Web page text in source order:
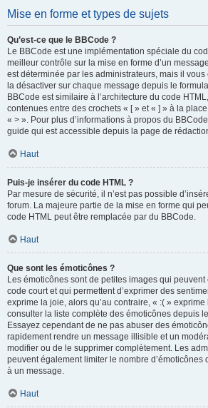
Mise en forme et types de sujets
Qu’est-ce que le BBCode ?
Le BBCode est une implémentation spéciale du
meilleur contrôle sur la mise en forme d’un
est déterminée par les administrateurs, mais il
la désactiver sur chaque message depuis le
BBCode est similaire à l’architecture du code
contenues entre des crochets « [ » et « ] » à la
« > ». Pour plus d’informations à propos du
guide qui est accessible depuis la page de
Haut
Puis-je insérer du code HTML ?
Par mesure de sécurité, il n’est pas possible
forum. La majeure partie de la mise en forme qui
code HTML peut être remplacée par du BBCode.
Haut
Que sont les émoticônes ?
Les émoticônes sont de petites images qui
code court et qui permettent d’exprimer des
exprime la joie, alors qu’au contraire, « :( »
consulter la liste complète des émoticônes depuis
Essayez cependant de ne pas abuser des
rapidement rendre un message illisible et un
modifier ou de le supprimer complètement. Les
peuvent également limiter le nombre d’émoticônes
à un message.
Haut